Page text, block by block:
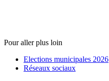
Pour aller plus loin
Elections municipales 2026
Réseaux sociaux